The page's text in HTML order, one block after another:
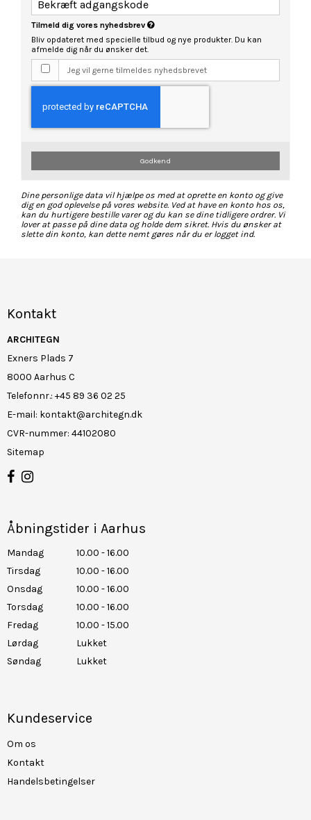
Tilmeld dig vores nyhedsbrev
Bliv opdateret med specielle tilbud og nye produkter. Du kan
afmelde dig når du ønsker det.
Jeg vil gerne tilmeldes nyhedsbrevet
Godkend
Dine personlige data vil hjælpe os med at oprette en konto og give
dig en god oplevelse på vores website. Ved at have en konto hos os,
kan du hurtigere bestille varer og du kan se dine tidligere ordrer. Vi
lover at passe på dine data og holde dem sikret. Hvis du ønsker at
slette din konto, kan dette nemt gøres når du er logget ind.
Kontakt
ARCHITEGN
Exners Plads 7
8000 Aarhus C
Telefonnr.: +45 89 36 02 25
E-mail: kontakt@architegn.dk
CVR-nummer: 44102080
Sitemap
Åbningstider i Aarhus
Mandag
10.00 - 16.00
Tirsdag
10.00 - 16.00
Onsdag
10.00 - 16.00
Torsdag
10.00 - 16.00
Fredag
10.00 - 15.00
Lørdag
Lukket
Søndag
Lukket
Kundeservice
Om os
Kontakt
Handelsbetingelser